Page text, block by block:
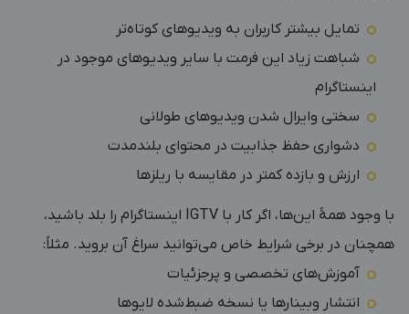
تمایل بیشتر کاربران به ویدیوهای کوتاه‌تر
شباهت زیاد این فرمت با سایر ویدیوهای موجود در
اینستاگرام
سختی وایرال شدن ویدیوهای طولانی
دشواری حفظ جذابیت در محتوای بلندمدت
ارزش و بازده کمتر در مقایسه با ریلزها
با وجود همۀ این‌ها، اگر کار با IGTV اینستاگرام
را بلد باشید،
همچنان در برخی شرایط خاص می‌توانید سراغ آن بروید. مثلاً:
آموزش‌های تخصصی و پرجزئیات
انتشار وبینارها یا نسخه ضبط‌شده لایوها